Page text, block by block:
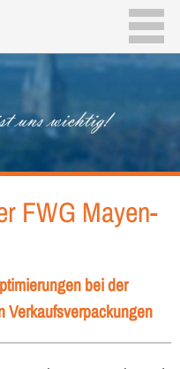
FWG Mayen-
bei der
Verkaufsverpackungen